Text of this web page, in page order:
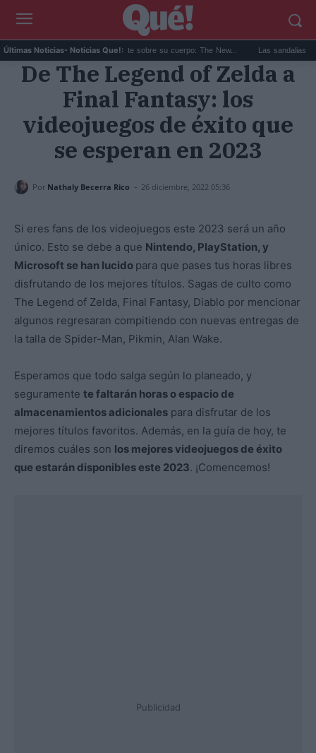
Últimas Noticias- Noticias Que!:
Ariana Grande y el debate sobre su cuerpo: The New... Las sandalias de los
De The Legend of Zelda a
Final Fantasy: los
videojuegos de éxito que
se esperan en 2023
Por Nathaly Becerra Rico - 26 diciembre, 2022 05:36
Si eres fans de los videojuegos este 2023 será un año
único. Esto se debe a que Nintendo, PlayStation, y
Microsoft se han lucido para que pases tus horas libres
disfrutando de los mejores títulos. Sagas de culto como
The Legend of Zelda, Final Fantasy, Diablo por mencionar
algunos regresaran compitiendo con nuevas entregas de
la talla de Spider-Man, Pikmin, Alan Wake.
Esperamos que todo salga según lo planeado, y
seguramente te faltarán horas o espacio de
almacenamientos adicionales para disfrutar de los
mejores títulos favoritos. Además, en la guía de hoy, te
diremos cuáles son los mejores videojuegos de éxito
que estarán disponibles este 2023. ¡Comencemos!
Publicidad